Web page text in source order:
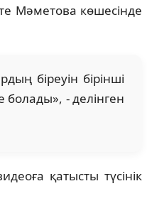
Мәметова көшесінде
біреуін бірінші
болады», - делінген
қатысты түсінік